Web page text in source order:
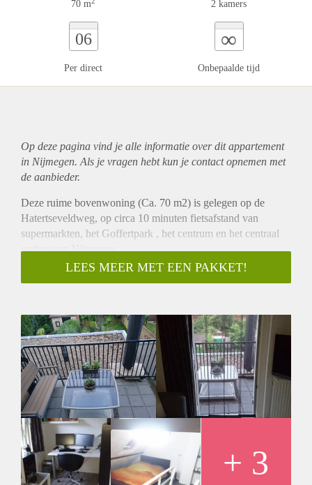
70 m 2 kamers
06
Per direct
∞
Onbepaalde tijd
Op deze pagina vind je alle informatie over ditappartement
in Nijmegen. Als je vragen hebt kun je contact opnemen met
de aanbieder.
Deze ruime bovenwoning (Ca. 70 m2) is gelegen op de
Hatertseveldweg, op circa 10 minuten fietsafstand van
supermarkten, het Goffertpark , het centrum en het centraal
station van Nijmegen.
De huurprijs bedraagt Euro 805,- Excl. G/W/E.
Indeling; gezamenlijke hal met trap naar de 1e etage, ruime
Via een vaste trap is de 2e etage te bereiken met overloop en
slaapkamer..
Het appartement is voor maximaal 1 persoon beschikbaar. U
kunt vrij parkeren voor de deur.
Op de 1ste verdieping : Keuken, ruime kamer, toilet,
badkamer met wastafel en bad, toegang tot balkon
2de verdieping: slaapkamer, ruimte met wasmachine
aansluiting, ruime zolder
Alle ruimtes zijn voorzien van laminaat.
Gratis parkeergelegenheid.
LEES MEER MET EEN PAKKET!
+ 3